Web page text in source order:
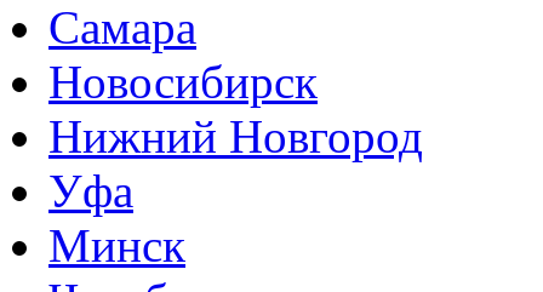
Самара
Новосибирск
Нижний Новгород
Уфа
Минск